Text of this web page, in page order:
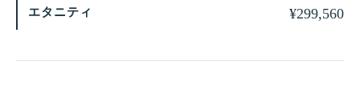
エタニティ ¥299,560